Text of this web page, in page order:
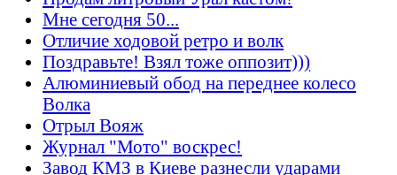
Мне сегодня 50...
Отличие ходовой ретро и волк
Поздравьте! Взял тоже оппозит)))
Алюминиевый обод на переднее колесо
Волка
Отрыл Вояж
Журнал "Мото" воскрес!
Завод КМЗ в Киеве разнесли ударами